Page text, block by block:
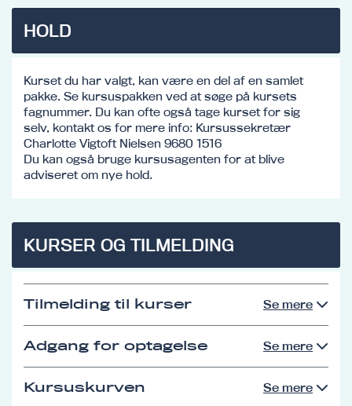
HOLD
Kurset du har valgt, kan være en del af en samlet
pakke. Se kursuspakken ved at søge på kursets
fagnummer. Du kan ofte også tage kurset for sig
selv, kontakt os for mere info: Kursussekretær
Charlotte Vigtoft Nielsen 9680 1516
Du kan også bruge kursusagenten for at blive
adviseret om nye hold.
KURSER OG TILMELDING
Tilmelding til kurser Se mere
Adgang for optagelse Se mere
Kursuskurven Se mere